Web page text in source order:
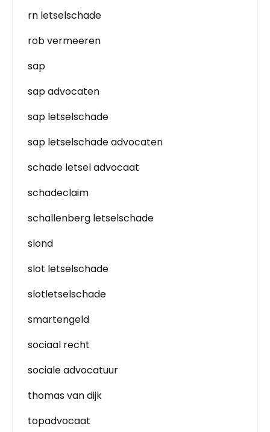
rn letselschade
rob vermeeren
sap
sap advocaten
sap letselschade
sap letselschade advocaten
schade letsel advocaat
schadeclaim
schallenberg letselschade
slond
slot letselschade
slotletselschade
smartengeld
sociaal recht
sociale advocatuur
thomas van dijk
topadvocaat